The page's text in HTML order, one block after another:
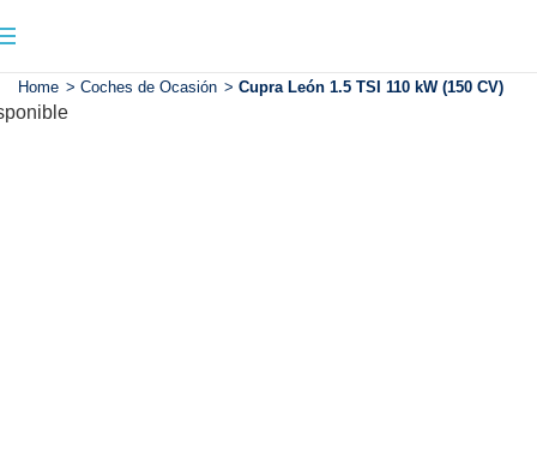
Home > Coches de Ocasión > Cupra León 1.5 TSI 110 kW (150 CV)